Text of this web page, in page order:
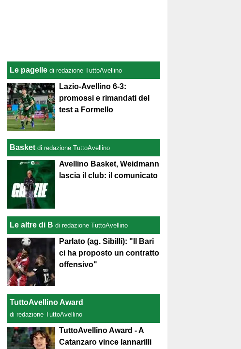
Le pagelle di redazione TuttoAvellino
Lazio-Avellino 6-3:
promossi e rimandati del
test a Formello
Basket di redazione TuttoAvellino
Avellino Basket, Weidmann
lascia il club: il comunicato
Le altre di B di redazione TuttoAvellino
Parlato (ag. Sibilli): "Il Bari
ci ha proposto un contratto
offensivo"
TuttoAvellino Award
di redazione TuttoAvellino
TuttoAvellino Award - A
Catanzaro vince Iannarilli